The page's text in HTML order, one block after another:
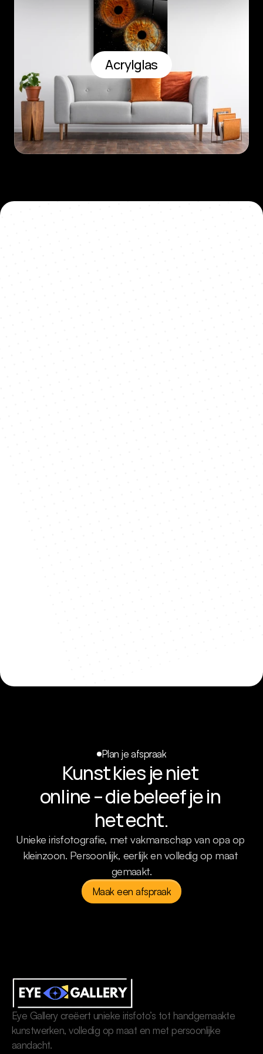
Acrylglas
Plan je afspraak
Kunst kies je niet
online – die beleef je in
het echt.
Unieke irisfotografie, met vakmanschap van opa op
kleinzoon. Persoonlijk, eerlijk en volledig op maat
gemaakt.
Maak een afspraak
Eye Gallery creëert unieke irisfoto’s tot handgemaakte
kunstwerken, volledig op maat en met persoonlijke
aandacht.